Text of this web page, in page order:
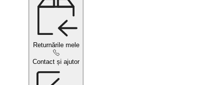
Returnările mele
Contact și ajutor